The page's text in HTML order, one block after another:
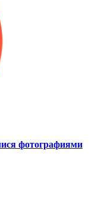
фотографиями